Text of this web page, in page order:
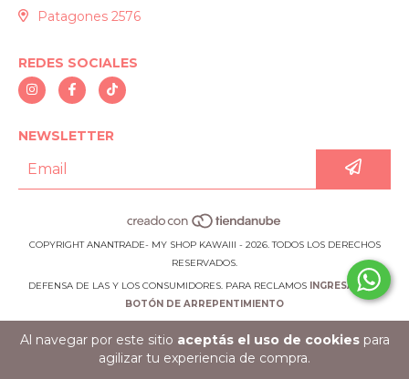
Al navegar por este sitio aceptás el uso de cookiespara
agilizar tu experiencia de compra.
Patagones 2576
REDES SOCIALES
NEWSLETTER
COPYRIGHT ANANTRADE- MY SHOP KAWAIII - 2026. TODOS LOS DERECHOS
RESERVADOS.
DEFENSA DE LAS Y LOS CONSUMIDORES. PARA RECLAMOS
INGRESÁ ACÁ.
BOTÓN DE ARREPENTIMIENTO